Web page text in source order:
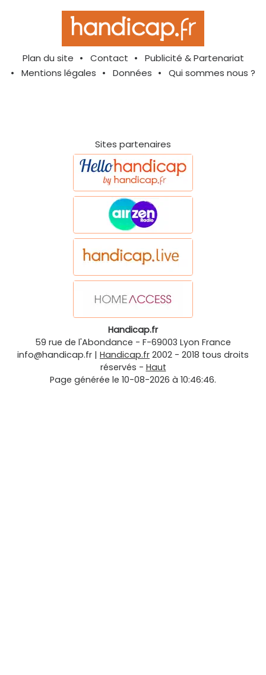
Plan du site Contact
Publicité & Partenariat
Mentions légales
Données Qui sommes nous ?
Sites partenaires
Handicap.fr
59 rue de l'Abondance - F-69003 Lyon France
info@handicap.fr | Handicap.fr 2002 - 2018 tous droits
réservés - Haut
Page générée le 10-08-2026 à 10:46:46.